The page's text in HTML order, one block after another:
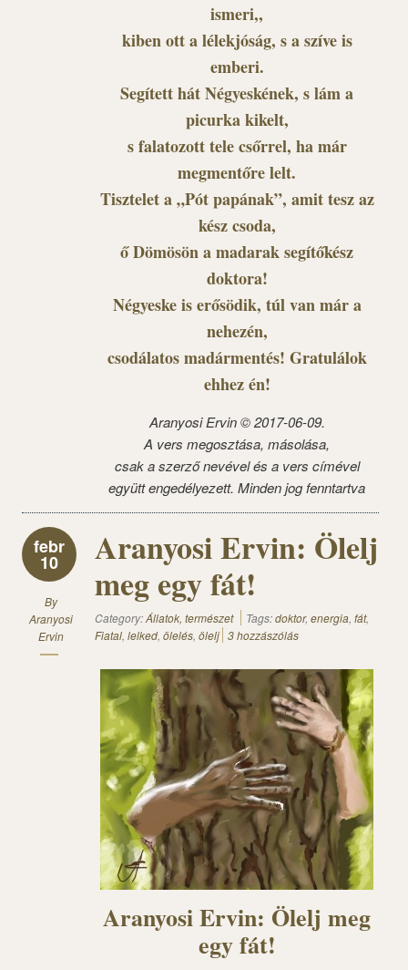
ismeri,,
kiben ott a lélekjóság, s a szíve is
emberi.
Segített hát Négyeskének, s lám a
picurka kikelt,
s falatozott tele csőrrel, ha már
megmentőre lelt.
Tisztelet a „Pót papának”, amit tesz az
kész csoda,
ő Dömösön a madarak segítőkész
doktora!
Négyeske is erősödik, túl van már a
nehezén,
csodálatos madármentés! Gratulálok
ehhez én!
Aranyosi Ervin © 2017-06-09.
A vers megosztása, másolása,
csak a szerző nevével és a vers címével
együtt engedélyezett. Minden jog fenntartva
febr
10
By
Aranyosi
Ervin
Aranyosi Ervin: Ölelj
meg egy fát!
Category:Állatok, természet Tags:doktor, energia, fát,
Fiatal, lelked, ölelés, ölelj 3 hozzászólás
Aranyosi Ervin: Ölelj meg
egy fát!